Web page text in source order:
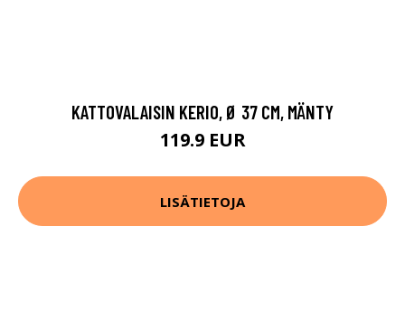
KATTOVALAISIN KERIO, Ø 37 CM, MÄNTY
119.9 EUR
LISÄTIETOJA